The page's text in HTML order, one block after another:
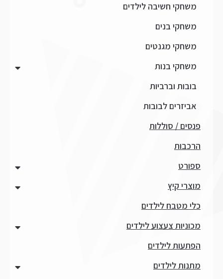
משחקי חשיבה לילדים
משחקי בנים
משחקי מגנטים
משחקי בנות
בובות וברביות
אביזרים לבובות
פנסים / סוללות
הרכבות
ספורט
מוצרי קיץ
כלי מטבח לילדים
מכוניות צעצוע לילדים
הפתעות לילדים
מתנות לילדים